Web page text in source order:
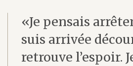
«Je pensais
suis arrivée
retrouve l’espoir.